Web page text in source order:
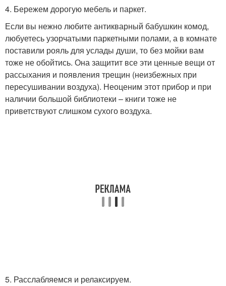
4. Бережем дорогую мебель и паркет.
Если вы нежно любите антикварный бабушкин комод,
любуетесь узорчатыми паркетными полами, а в комнате
поставили рояль для услады души, то без мойки вам
тоже не обойтись. Она защитит все эти ценные вещи от
рассыхания и появления трещин (неизбежных при
пересушивании воздуха). Неоценим этот прибор и при
наличии большой библиотеки – книги тоже не
приветствуют слишком сухого воздуха.
5. Расслабляемся и релаксируем.